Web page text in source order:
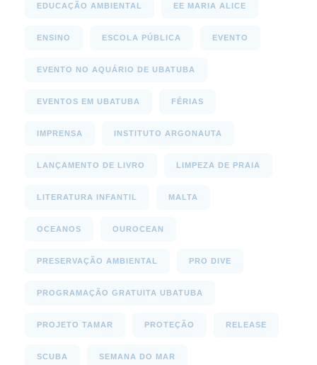
EDUCAÇÃO AMBIENTAL EE MARIA ALICE
ENSINO ESCOLA PÚBLICA EVENTO
EVENTO NO AQUÁRIO DE UBATUBA
EVENTOS EM UBATUBA FÉRIAS
IMPRENSA INSTITUTO ARGONAUTA
LANÇAMENTO DE LIVRO LIMPEZA DE PRAIA
LITERATURA INFANTIL MALTA
OCEANOS OUROCEAN
PRESERVAÇÃO AMBIENTAL PRO DIVE
PROGRAMAÇÃO GRATUITA UBATUBA
PROJETO TAMAR PROTEÇÃO RELEASE
SCUBA SEMANA DO MAR